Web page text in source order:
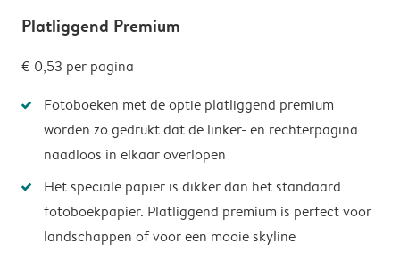
Platliggend Premium
€ 0,53 per pagina
Fotoboeken met de optie platliggend premium
worden zo gedrukt dat de linker- en rechterpagina
naadloos in elkaar overlopen
Het speciale papier is dikker dan het standaard
fotoboekpapier. Platliggend premium is perfect voor
landschappen of voor een mooie skyline